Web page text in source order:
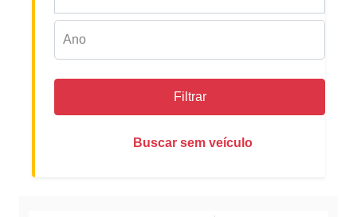
Filtrar
Buscar sem veículo